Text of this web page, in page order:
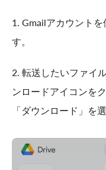
1. Gmailアカウント
す。
2. 転送したいファイ
ンロードアイコンを
「ダウンロード」を